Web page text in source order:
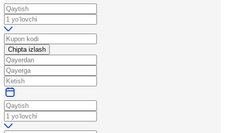
Chipta izlash